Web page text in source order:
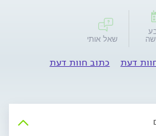
שאל אותי
כתוב חוות דעת